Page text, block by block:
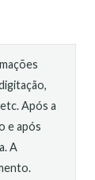
Após a
e após
A